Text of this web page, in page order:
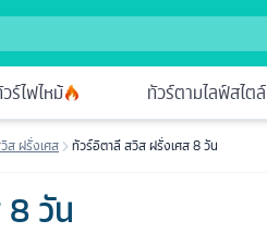
ร์ไฟไหม้ ทัวร์ตามไลฟ์สไตล์
ส ฝรั่งเศส ทัวร์อิตาลี สวิส ฝรั่งเศส 8 วัน
วัน